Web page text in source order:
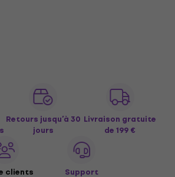
Retours jusqu’à 30
jours
Livraison gratuite
de 199 €
clients
Support